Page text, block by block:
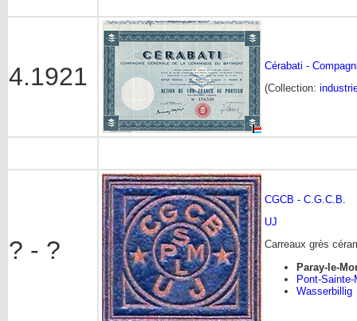
4.1921
Cérabati -
(Collection:
? - ?
CGCB - C.G.C.B.
UJ
Carreaux grès
Paray-le-
Pont-Sainte-
Wasserbillig